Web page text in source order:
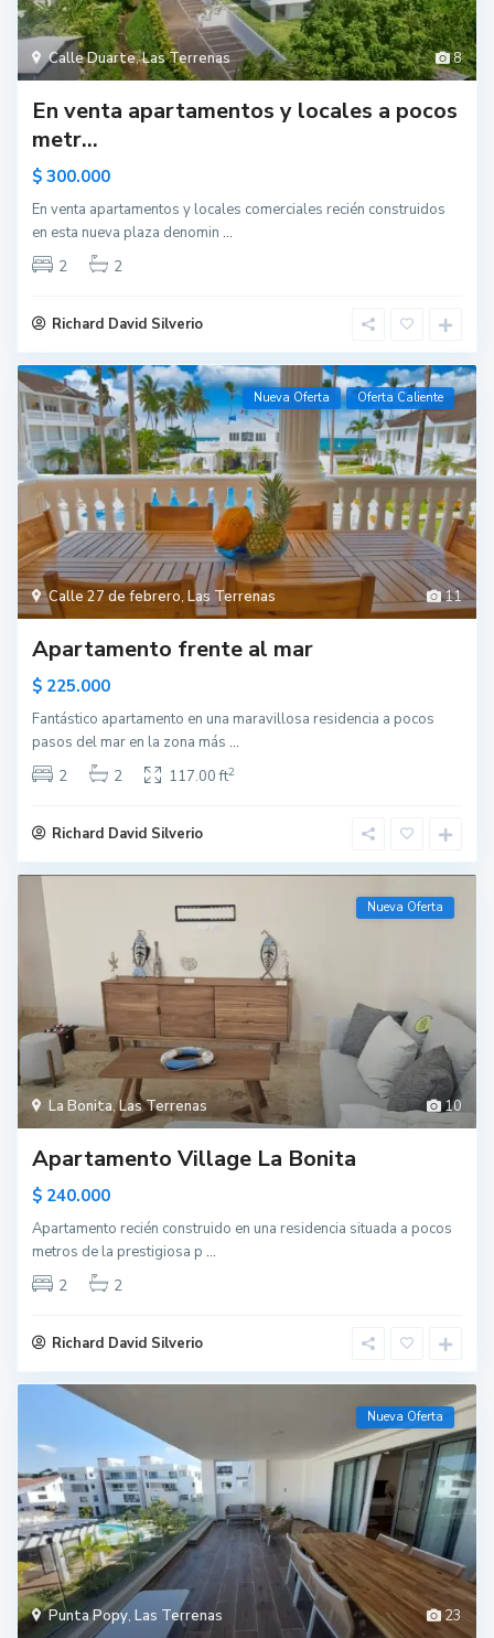
8
Calle Duarte,Las Terrenas
En venta apartamentos y locales a pocos
metr...
$ 300.000
En venta apartamentos y locales comerciales recién construidos
en esta nueva plaza denomin ...
2
2
Richard David Silverio
11
Calle 27 de febrero, Las Terrenas
Nueva Oferta Oferta Caliente
Apartamento frente al mar
$ 225.000
Fantástico apartamento en una maravillosa residencia a pocos
pasos del mar en la zona más ...
2
2 117.00 ft2
Richard David Silverio
10
La Bonita,Las Terrenas
Nueva Oferta
Apartamento Village La Bonita
$ 240.000
Apartamento recién construido en una residencia situada a pocos
metros de la prestigiosa p ...
2
2
Richard David Silverio
23
Punta Popy, Las Terrenas
Nueva Oferta